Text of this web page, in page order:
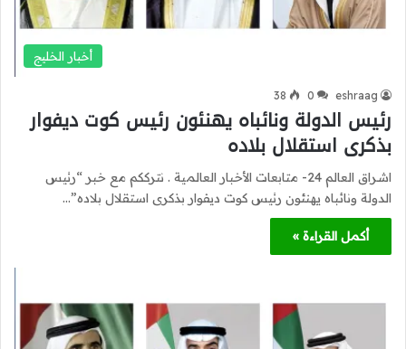
أخبار الخليج
eshraag
0
38
رئيس الدولة ونائباه يهنئون رئيس كوت ديفوار
بذكرى استقلال بلاده
اشراق العالم 24- متابعات الأخبار العالمية . نترككم مع خبر “رئيس
الدولة ونائباه يهنئون رئيس كوت ديفوار بذكرى استقلال بلاده”…
أكمل القراءة »